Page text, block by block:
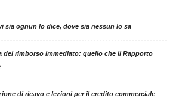
sia ognun lo dice, dove sia nessun lo sa
del rimborso immediato: quello che il Rapporto
di ricavo e lezioni per il credito commerciale